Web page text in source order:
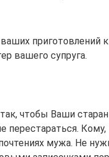
приготовлений к
вашего супруга.
чтобы Ваши
Кому,
мужа. Не